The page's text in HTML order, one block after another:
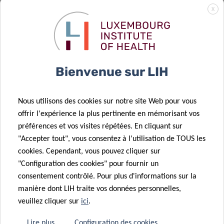
de précision
des allergies
aux animaux –
d’expert
des zoonoses
d’origine
Luxembourg
Résultats de
l’appel CORE
FNR 2025
Surveillance
des épidémies
de grippe au
l’aide des eaux
usées
14 Jan 2026
Une nouvelle
revue du DII
met en lumière
la séquence
08 Jan 2026
X
Bienvenue sur LIH
Nous utilisons des cookies sur notre site Web pour vous
offrir l'expérience la plus pertinente en mémorisant vos
préférences et vos visites répétées. En cliquant sur
"Accepter tout", vous consentez à l'utilisation de TOUS les
cookies. Cependant, vous pouvez cliquer sur
"Configuration des cookies" pour fournir un
consentement contrôlé. Pour plus d'informations sur la
manière dont LIH traite vos données personnelles,
veuillez cliquer sur ici.